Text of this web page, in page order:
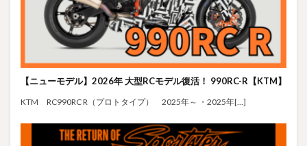
【ニューモデル】2026年 大型RCモデル復活！ 990RC-R【KTM】
KTM RC990RC R（プロトタイプ） 2025年～ ・2025年[…]